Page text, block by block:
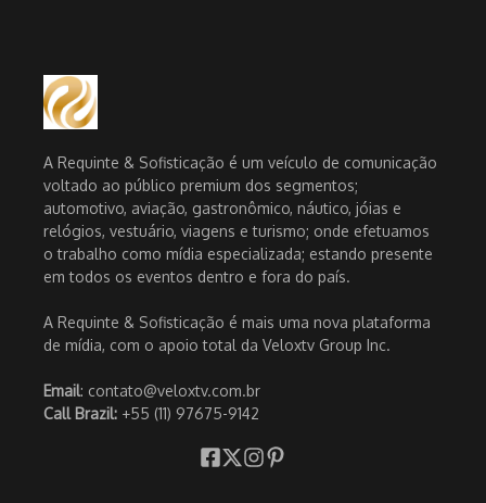
A Requinte & Sofisticação é um veículo de comunicação
voltado ao público premium dos segmentos;
automotivo, aviação, gastronômico, náutico, jóias e
relógios, vestuário, viagens e turismo; onde efetuamos
o trabalho como mídia especializada; estando presente
em todos os eventos dentro e fora do país.
A Requinte & Sofisticação é mais uma nova plataforma
de mídia, com o apoio total da Veloxtv Group Inc.
Email: contato@veloxtv.com.br
Call Brazil: +55 (11) 97675-9142